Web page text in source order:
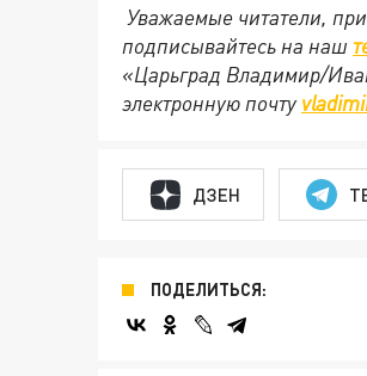
Уважаемые читатели,
подписывайтесь на наш
«Царьград Владимир/
электронную почту
ДЗЕН
ПОДЕЛИТЬСЯ: